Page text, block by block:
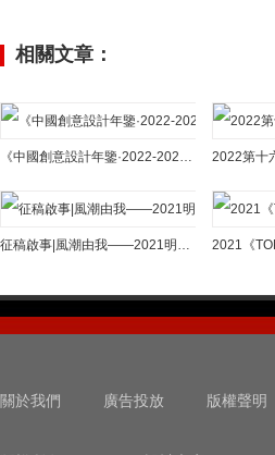
相關文章：
《中國創意設計年鑒·2022-2023》征稿通知
征稿啟事|風潮由我——2021明基設計大賽
關於我們 廣告投放 版權聲明